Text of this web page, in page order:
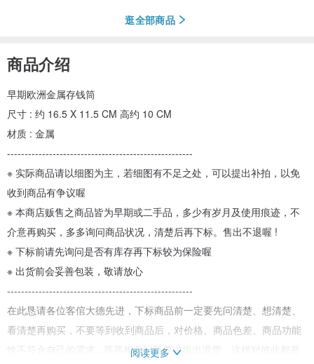
逛全部商品
商品介绍
早期欧洲金属存钱筒
尺寸 : 约 16.5 X 11.5 CM 高约 10 CM
材质 : 金属
-----------------------------------------------------
※ 实际商品请以细图为主，若细图有不足之处，可以提出补拍，以免
收到商品有争议喔
※ 本商店贩售之商品皆为早期或二手品，多少有岁月及使用痕迹，不
介意再购买，多多询问商品状况，清楚后再下标。售出不退喔 !
※ 下标前请先询问是否有库存再下标较为保险喔
※ 出货前会妥善包装，敬请放心
-----------------------------------------------------
在此恳请各位客倌大德先进，下标商品前一定要先问清楚、想清楚、
看清楚再购买，不要等到收到商品后，对价格、商品色差、商品功能
性不符合自己的需求...等等相关问题要求提出退货，这样对彼此都是
阅读更多